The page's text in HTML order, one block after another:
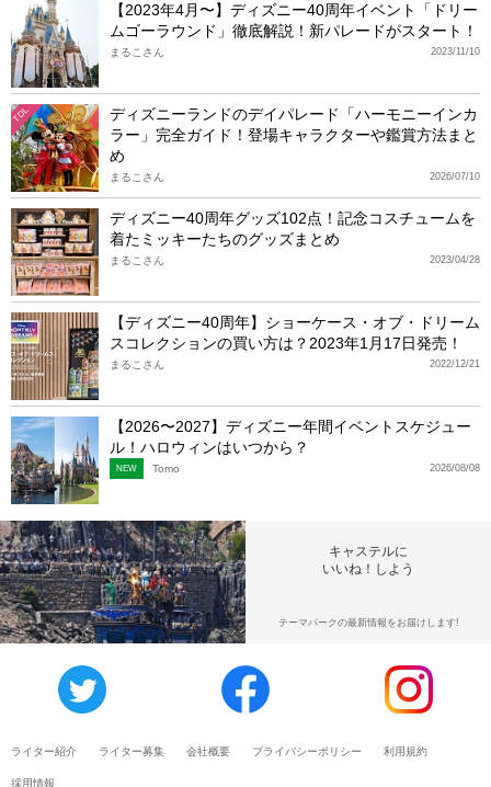
【2023年4月〜】ディズニー40周年イベント「ドリー
ムゴーラウンド」徹底解説！新パレードがスタート！
2023/11/10
まるこさん
TDL
ディズニーランドのデイパレード「ハーモニーインカ
ラー」完全ガイド！登場キャラクターや鑑賞方法まと
め
2026/07/10
まるこさん
ディズニー40周年グッズ102点！記念コスチュームを
着たミッキーたちのグッズまとめ
2023/04/28
まるこさん
【ディズニー40周年】ショーケース・オブ・ドリーム
スコレクションの買い方は？2023年1月17日発売！
2022/12/21
まるこさん
【2026〜2027】ディズニー年間イベントスケジュー
ル！ハロウィンはいつから？
2026/08/08
NEW Tomo
キャステルに
いいね！しよう
テーマパークの最新情報をお届けします!
ライター紹介 ライター募集 会社概要 プライバシーポリシー 利用規約
採用情報